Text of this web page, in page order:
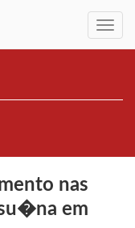
Menu
nas
em